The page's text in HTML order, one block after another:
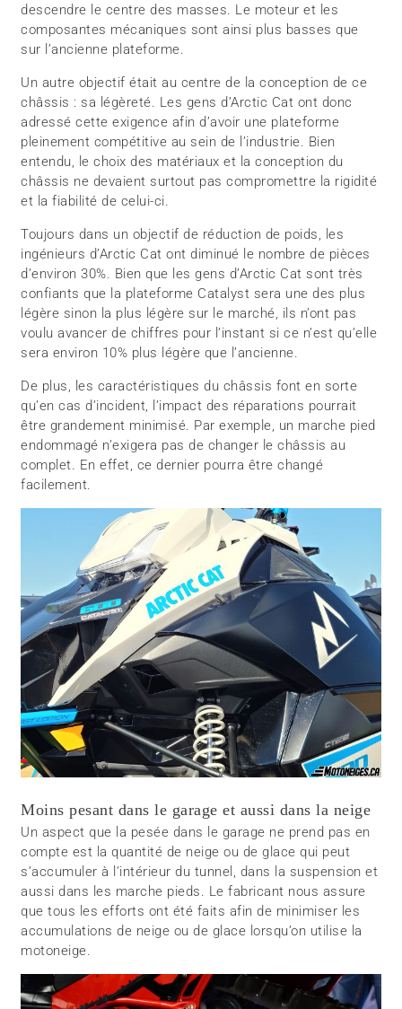
descendre le centre des masses. Le moteur et les
composantes mécaniques sont ainsi plus basses que
sur l’ancienne plateforme.
Un autre objectif était au centre de la conception de ce
châssis : sa légèreté. Les gens d’Arctic Cat ont donc
adressé cette exigence afin d’avoir une plateforme
pleinement compétitive au sein de l’industrie. Bien
entendu, le choix des matériaux et la conception du
châssis ne devaient surtout pas compromettre la rigidité
et la fiabilité de celui-ci.
Toujours dans un objectif de réduction de poids, les
ingénieurs d’Arctic Cat ont diminué le nombre de pièces
d’environ 30%. Bien que les gens d’Arctic Cat sont très
confiants que la plateforme Catalyst sera une des plus
légère sinon la plus légère sur le marché, ils n’ont pas
voulu avancer de chiffres pour l’instant si ce n’est qu’elle
sera environ 10% plus légère que l’ancienne.
De plus, les caractéristiques du châssis font en sorte
qu’en cas d’incident, l’impact des réparations pourrait
être grandement minimisé. Par exemple, un marche pied
endommagé n’exigera pas de changer le châssis au
complet. En effet, ce dernier pourra être changé
facilement.
Moins pesant dans le garage et aussi dans la neige
Un aspect que la pesée dans le garage ne prend pas en
compte est la quantité de neige ou de glace qui peut
s’accumuler à l’intérieur du tunnel, dans la suspension et
aussi dans les marche pieds. Le fabricant nous assure
que tous les efforts ont été faits afin de minimiser les
accumulations de neige ou de glace lorsqu’on utilise la
motoneige.